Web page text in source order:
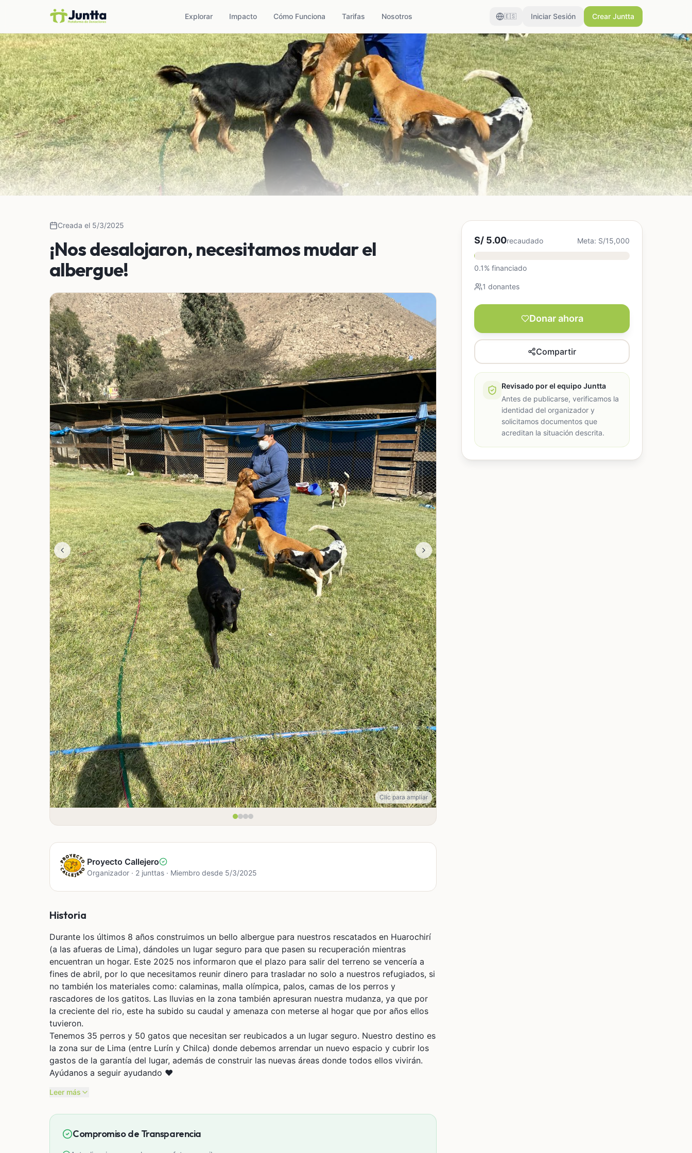
Explorar Impacto Cómo Funciona Tarifas Nosotros 🇪🇸 Iniciar Sesión Crear Juntta
Creada el 5/3/2025
¡Nos desalojaron, necesitamos mudar el
albergue!
Clic para ampliar
Proyecto Callejero
Organizador · 2 junttas · Miembro desde 5/3/2025
Historia
Durante los últimos 8 años construimos un bello albergue para nuestros rescatados en Huarochirí
(a las afueras de Lima), dándoles un lugar seguro para que pasen su recuperación mientras
encuentran un hogar. Este 2025 nos informaron que el plazo para salir del terreno se vencería a
fines de abril, por lo que necesitamos reunir dinero para trasladar no solo a nuestros refugiados, si
no también los materiales como: calaminas, malla olímpica, palos, camas de los perros y
rascadores de los gatitos. Las lluvias en la zona también apresuran nuestra mudanza, ya que por
la creciente del rio, este ha subido su caudal y amenaza con meterse al hogar que por años ellos
tuvieron.
Tenemos 35 perros y 50 gatos que necesitan ser reubicados a un lugar seguro. Nuestro destino es
la zona sur de Lima (entre Lurín y Chilca) donde debemos arrendar un nuevo espacio y cubrir los
gastos de la garantía del lugar, además de construir las nuevas áreas donde todos ellos vivirán.
Ayúdanos a seguir ayudando ❤️
Leer más
Compromiso de Transparencia
S/ 5.00recaudado Meta: S/15,000
0.1% financiado
1 donantes
Donar ahora
Compartir
Revisado por el equipo Juntta
Antes de publicarse, verificamos la
identidad del organizador y
solicitamos documentos que
acreditan la situación descrita.